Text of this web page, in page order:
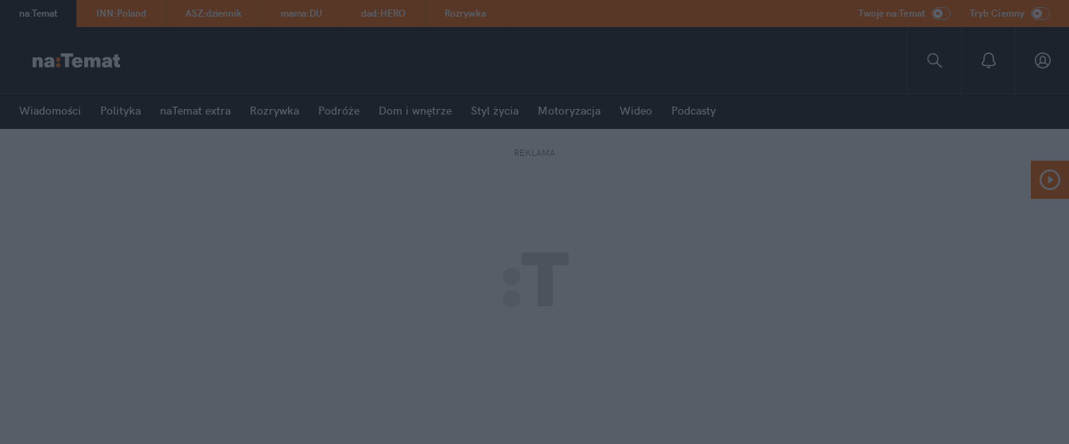
na:Temat INN:Poland ASZ:dziennik mama:DU dad:HERO Rozrywka Twoje na:Temat Tryb Ciemny
Wiadomości Polityka naTemat extra Rozrywka Podróże Dom i wnętrze Styl życia Motoryzacja Wideo Podcasty
REKLAMA